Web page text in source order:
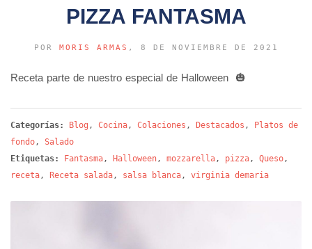
PIZZA FANTASMA
POR MORIS ARMAS , 8 DE NOVIEMBRE DE 2021
Receta parte de nuestro especial de Halloween 🎃
Categorías: Blog , Cocina , Colaciones , Destacados , Platos de
fondo , Salado
Etiquetas:
Fantasma , Halloween , mozzarella , pizza , Queso ,
receta , Receta salada , salsa blanca , virginia demaria